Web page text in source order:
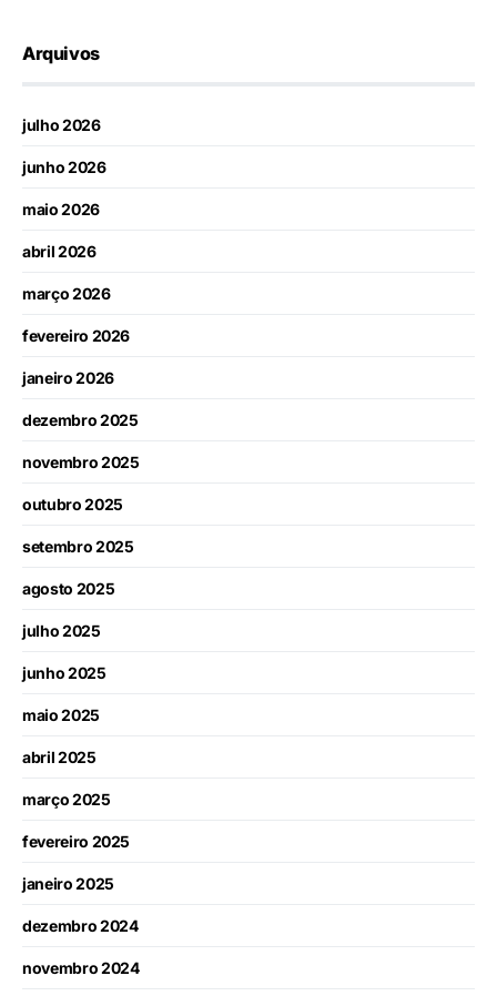
Arquivos
julho 2026
junho 2026
maio 2026
abril 2026
março 2026
fevereiro 2026
janeiro 2026
dezembro 2025
novembro 2025
outubro 2025
setembro 2025
agosto 2025
julho 2025
junho 2025
maio 2025
abril 2025
março 2025
fevereiro 2025
janeiro 2025
dezembro 2024
novembro 2024